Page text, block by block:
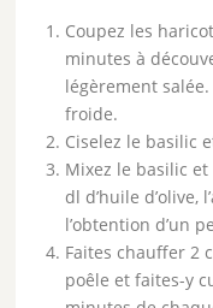
Coupez les
minutes à
légèrement
froide.
Ciselez le basilic
Mixez le basilic
dl d’huile d’olive,
l’obtention d’un
Faites chauffer 2
poêle et faites-y